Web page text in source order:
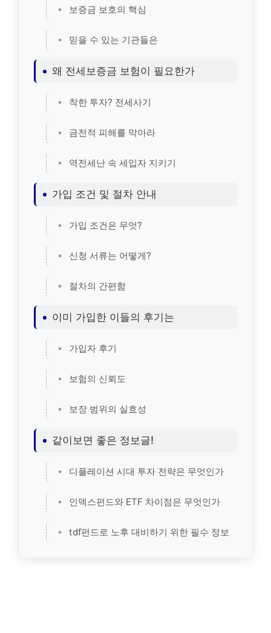
보증금 보호의 핵심
믿을 수 있는 기관들은
왜 전세보증금 보험이 필요한가
착한 투자? 전세사기
금전적 피해를 막아라
역전세난 속 세입자 지키기
가입 조건 및 절차 안내
가입 조건은 무엇?
신청 서류는 어떻게?
절차의 간편함
이미 가입한 이들의 후기는
가입자 후기
보험의 신뢰도
보장 범위의 실효성
같이보면 좋은 정보글!
디플레이션 시대 투자 전략은 무엇인가
인덱스펀드와 ETF 차이점은 무엇인가
tdf펀드로 노후 대비하기 위한 필수 정보